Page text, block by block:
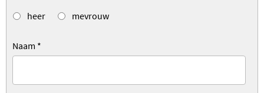
heer mevrouw
Naam *